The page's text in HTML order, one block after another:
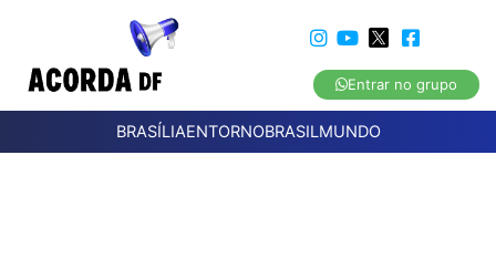
Entrar no grupo
BRASÍLIAENTORNOBRASILMUNDO